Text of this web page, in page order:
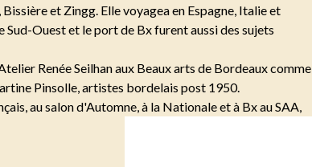
et Zingg. Elle voyagea en Espagne, Italie et
Sud-Ouest et le port de Bx furent aussi des sujets
Renée Seilhan aux Beaux arts de Bordeaux comme
Pinsolle, artistes bordelais post 1950.
au salon d'Automne, à la Nationale et à Bx au SAA,